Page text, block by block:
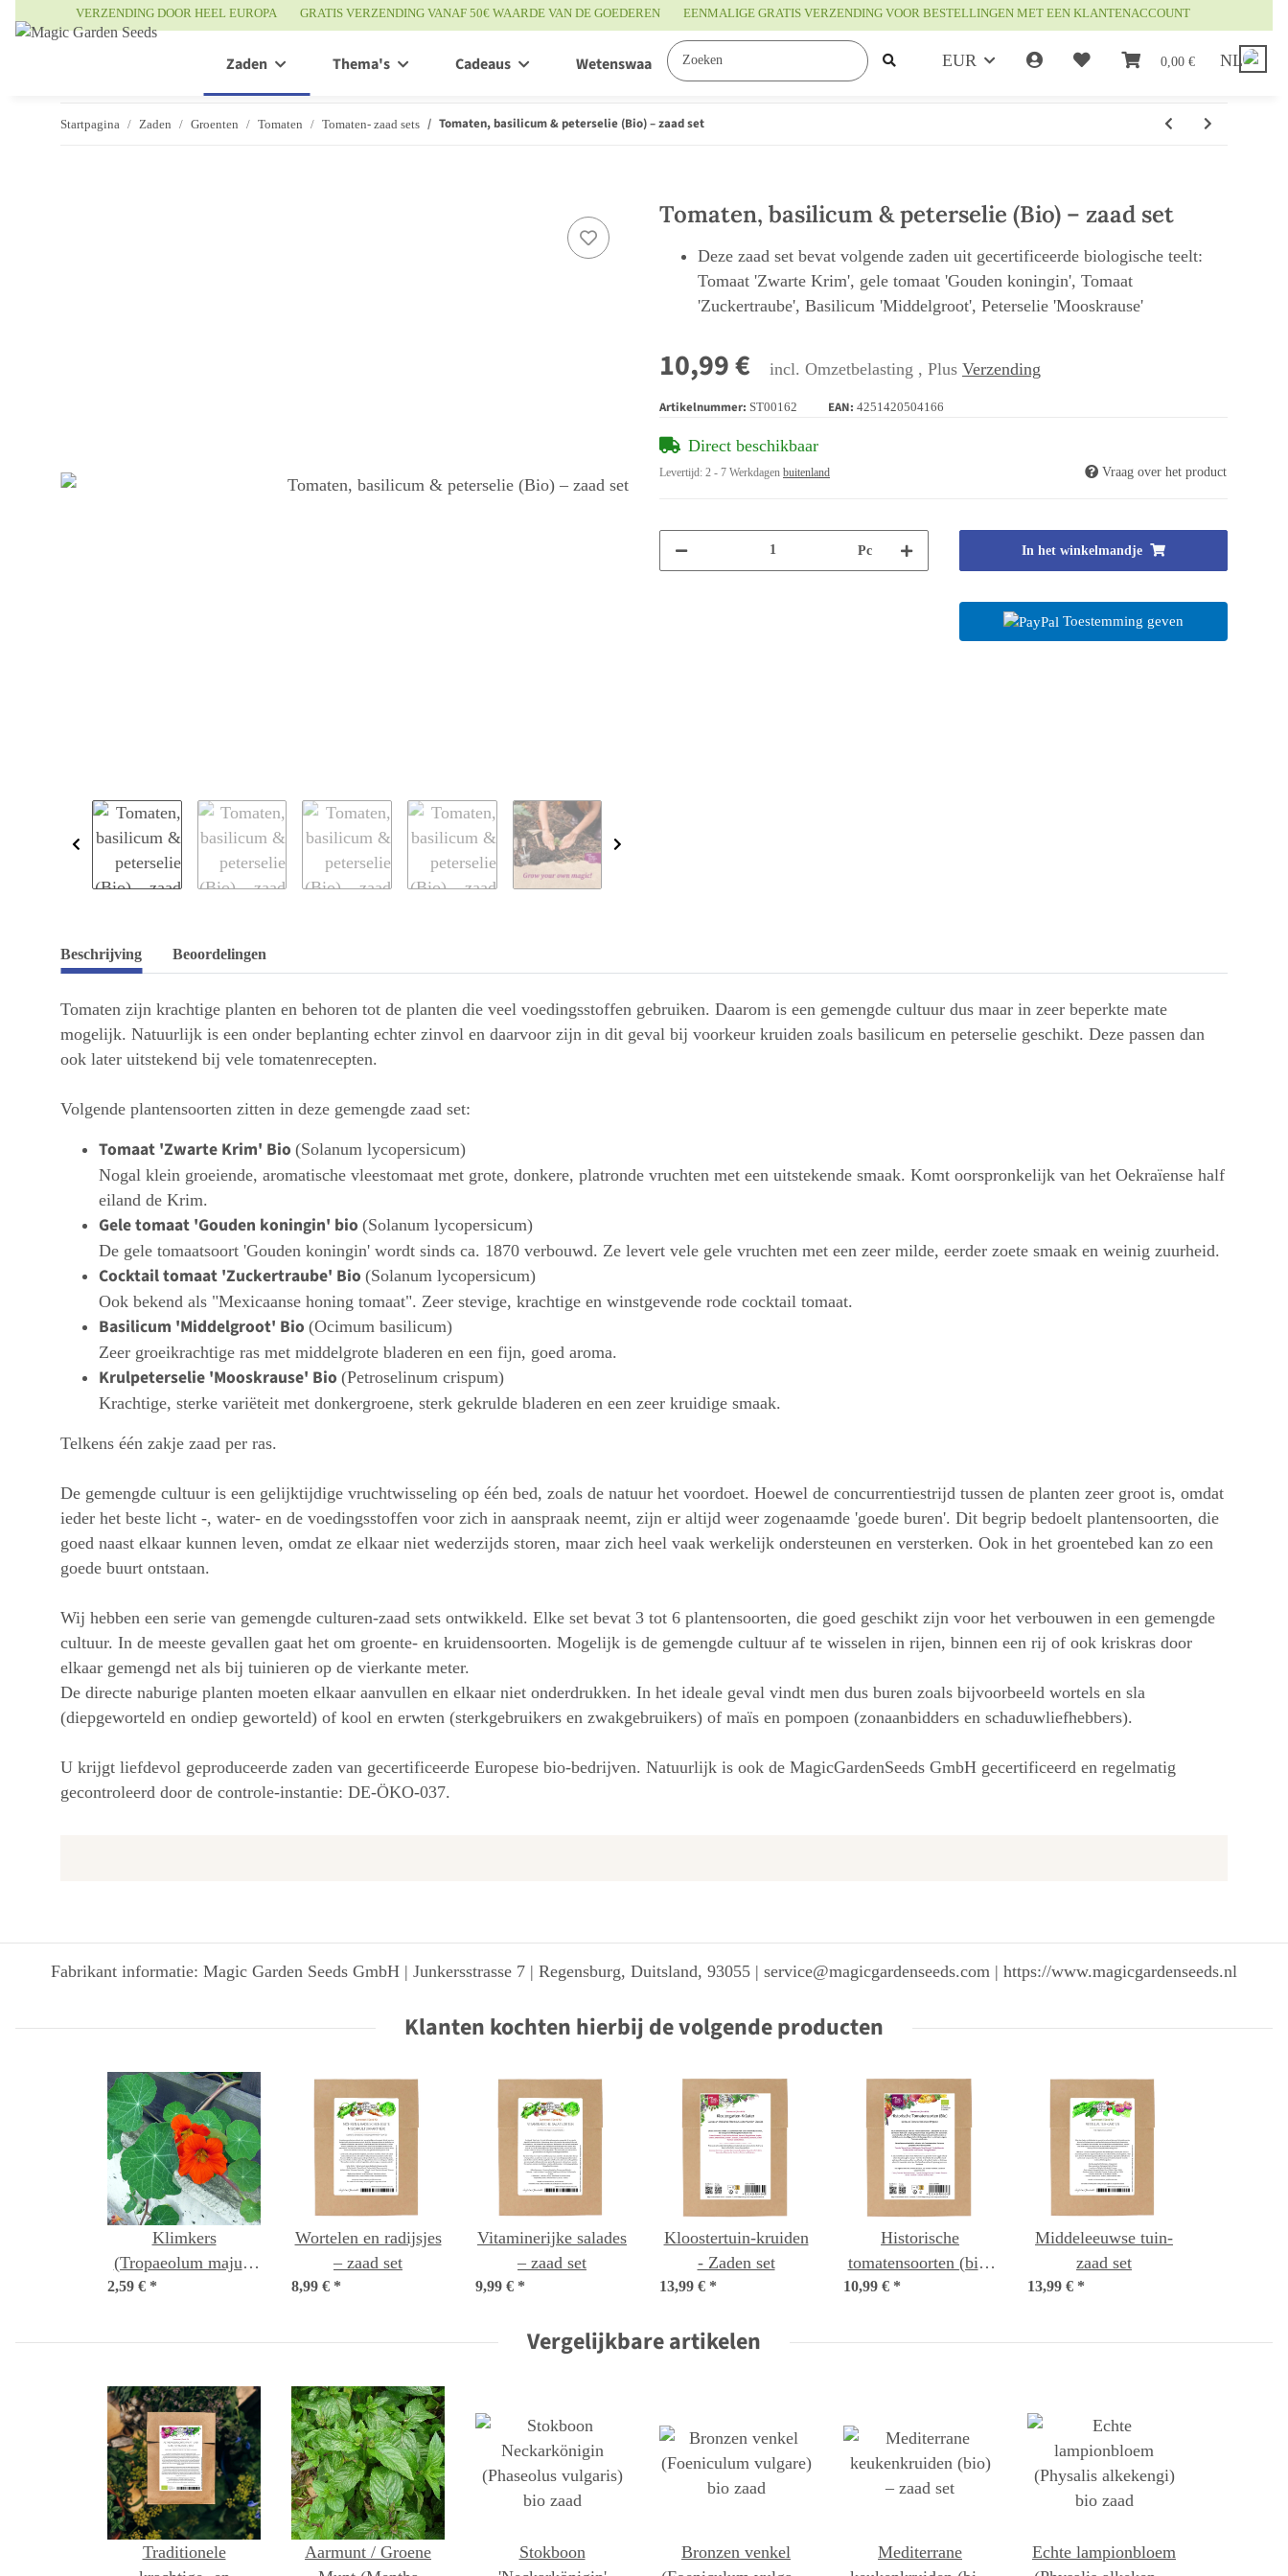
VERZENDING DOOR HEEL EUROPA GRATIS VERZENDING VANAF 50€ WAARDE VAN DE GOEDEREN EENMALIGE GRATIS VERZENDING VOOR BESTELLINGEN MET EEN KLANTENACCOUNT
EUR 0,00 € NL
Zaden Thema's Cadeaus Wetenswaardigheden
Startpagina Zaden Groenten Tomaten Tomaten- zaad sets Tomaten, basilicum & peterselie (Bio) – zaad set
Tomaten, basilicum & peterselie (Bio) – zaad set
Deze zaad set bevat volgende zaden uit gecertificeerde biologische teelt:
Tomaat 'Zwarte Krim', gele tomaat 'Gouden koningin', Tomaat
'Zuckertraube', Basilicum 'Middelgroot', Peterselie 'Mooskrause'
10,99 € incl. Omzetbelasting , Plus Verzending
Artikelnummer: ST00162 EAN: 4251420504166
Direct beschikbaar
Levertijd: 2 - 7 Werkdagen buitenland Vraag over het product
Pc In het winkelmandje
Toestemming geven
Beschrijving Beoordelingen
Tomaten zijn krachtige planten en behoren tot de planten die veel voedingsstoffen gebruiken. Daarom is een gemengde cultuur dus maar in zeer beperkte mate
mogelijk. Natuurlijk is een onder beplanting echter zinvol en daarvoor zijn in dit geval bij voorkeur kruiden zoals basilicum en peterselie geschikt. Deze passen dan
ook later uitstekend bij vele tomatenrecepten.
Volgende plantensoorten zitten in deze gemengde zaad set:
Tomaat 'Zwarte Krim' Bio (Solanum lycopersicum)
Nogal klein groeiende, aromatische vleestomaat met grote, donkere, platronde vruchten met een uitstekende smaak. Komt oorspronkelijk van het Oekraïense half
eiland de Krim.
Gele tomaat 'Gouden koningin' bio (Solanum lycopersicum)
De gele tomaatsoort 'Gouden koningin' wordt sinds ca. 1870 verbouwd. Ze levert vele gele vruchten met een zeer milde, eerder zoete smaak en weinig zuurheid.
Cocktail tomaat 'Zuckertraube' Bio (Solanum lycopersicum)
Ook bekend als "Mexicaanse honing tomaat". Zeer stevige, krachtige en winstgevende rode cocktail tomaat.
Basilicum 'Middelgroot' Bio (Ocimum basilicum)
Zeer groeikrachtige ras met middelgrote bladeren en een fijn, goed aroma.
Krulpeterselie 'Mooskrause' Bio (Petroselinum crispum)
Krachtige, sterke variëteit met donkergroene, sterk gekrulde bladeren en een zeer kruidige smaak.
Telkens één zakje zaad per ras.
De gemengde cultuur is een gelijktijdige vruchtwisseling op één bed, zoals de natuur het voordoet. Hoewel de concurrentiestrijd tussen de planten zeer groot is, omdat
ieder het beste licht -, water- en de voedingsstoffen voor zich in aanspraak neemt, zijn er altijd weer zogenaamde 'goede buren'. Dit begrip bedoelt plantensoorten, die
goed naast elkaar kunnen leven, omdat ze elkaar niet wederzijds storen, maar zich heel vaak werkelijk ondersteunen en versterken. Ook in het groentebed kan zo een
goede buurt ontstaan.
Wij hebben een serie van gemengde culturen-zaad sets ontwikkeld. Elke set bevat 3 tot 6 plantensoorten, die goed geschikt zijn voor het verbouwen in een gemengde
cultuur. In de meeste gevallen gaat het om groente- en kruidensoorten. Mogelijk is de gemengde cultuur af te wisselen in rijen, binnen een rij of ook kriskras door
elkaar gemengd net als bij tuinieren op de vierkante meter.
De directe naburige planten moeten elkaar aanvullen en elkaar niet onderdrukken. In het ideale geval vindt men dus buren zoals bijvoorbeeld wortels en sla
(diepgeworteld en ondiep geworteld) of kool en erwten (sterkgebruikers en zwakgebruikers) of maïs en pompoen (zonaanbidders en schaduwliefhebbers).
U krijgt liefdevol geproduceerde zaden van gecertificeerde Europese bio-bedrijven. Natuurlijk is ook de MagicGardenSeeds GmbH gecertificeerd en regelmatig
gecontroleerd door de controle-instantie: DE-ÖKO-037.
Fabrikant informatie: Magic Garden Seeds GmbH | Junkersstrasse 7 | Regensburg, Duitsland, 93055 | service@magicgardenseeds.com | https://www.magicgardenseeds.nl
Klanten kochten hierbij de volgende producten
Klimkers
(Tropaeolum majus)
bio zaad
2,59 € *
Wortelen en radijsjes
– zaad set
8,99 € *
Vitaminerijke salades
– zaad set
9,99 € *
Kloostertuin-kruiden
- Zaden set
13,99 € *
Historische
tomatensoorten (bio)
– zaad set
10,99 € *
Middeleeuwse tuin-
zaad set
13,99 € *
Vergelijkbare artikelen
Traditionele
Aarmunt / Groene
Stokboon
Bronzen venkel
Mediterrane
Echte lampionbloem